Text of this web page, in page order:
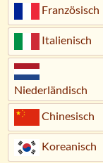
Französisch
Italienisch
Niederländisch
Chinesisch
Koreanisch